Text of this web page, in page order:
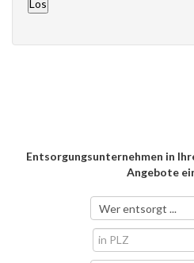
Entsorgungsunternehmen in
Angebote